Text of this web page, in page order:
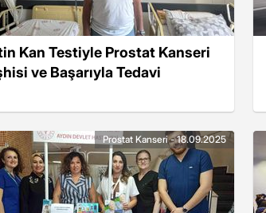
Kan Testiyle Prostat Kanseri
ve Başarıyla Tedavi
Prostat Kanseri - 18.09.2025